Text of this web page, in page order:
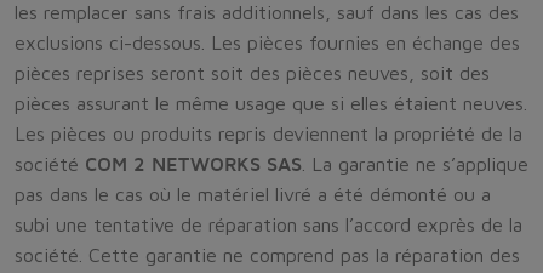
les remplacer sans frais additionnels, sauf dans les cas des
exclusions ci-dessous. Les pièces fournies en échange des
pièces reprises seront soit des pièces neuves, soit des
pièces assurant le même usage que si elles étaient neuves.
Les pièces ou produits repris deviennent la propriété de la
société COM 2 NETWORKS SAS . La garantie ne s’applique
pas dans le cas où le matériel livré a été démonté ou a
subi une tentative de réparation sans l’accord exprès de la
société. Cette garantie ne comprend pas la réparation des